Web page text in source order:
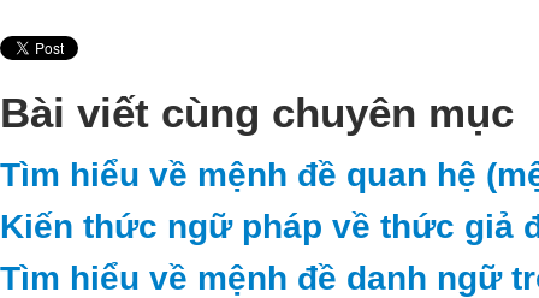
Bài viết cùng chuyên mục
Tìm hiểu về mệnh đề quan hệ
Kiến thức ngữ pháp về thức giả
Tìm hiểu về mệnh đề danh ngữ